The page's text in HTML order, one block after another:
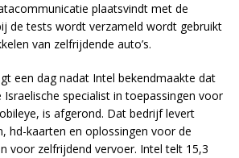
plaatsvindt met de
de tests wordt verzameld wordt gebruikt
van zelfrijdende auto’s.
een dag nadat Intel bekendmaakte dat
specialist in toepassingen voor
is afgerond. Dat bedrijf levert
hd-kaarten en oplossingen voor de
voor zelfrijdend vervoer. Intel telt 15,3